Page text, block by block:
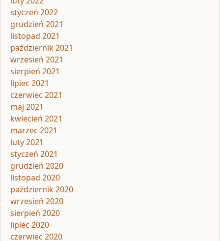
styczeń 2022
grudzień 2021
listopad 2021
październik 2021
wrzesień 2021
sierpień 2021
lipiec 2021
czerwiec 2021
maj 2021
kwiecień 2021
marzec 2021
luty 2021
styczeń 2021
grudzień 2020
listopad 2020
październik 2020
wrzesień 2020
sierpień 2020
lipiec 2020
czerwiec 2020